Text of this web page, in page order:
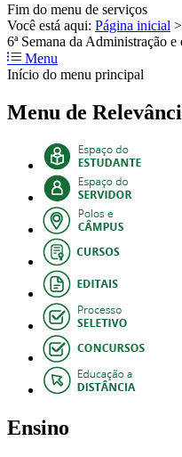
Fim do menu de serviços
Você está aqui: Página inicial >
6ª Semana da Administração
Menu
Início do menu principal
Menu de
Ensino